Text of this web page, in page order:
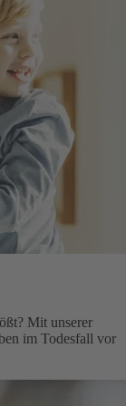
Mit unserer
im Todesfall vor